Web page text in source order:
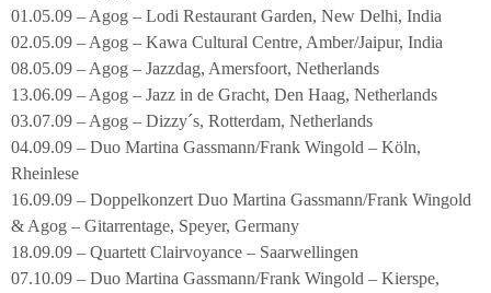
01.05.09 – Agog – Lodi Restaurant Garden, New Delhi, India
02.05.09 – Agog – Kawa Cultural Centre, Amber/Jaipur, India
08.05.09 – Agog – Jazzdag, Amersfoort, Netherlands
13.06.09 – Agog – Jazz in de Gracht, Den Haag, Netherlands
03.07.09 – Agog – Dizzy´s, Rotterdam, Netherlands
04.09.09 – Duo Martina Gassmann/Frank Wingold – Köln,
Rheinlese
16.09.09 – Doppelkonzert Duo Martina Gassmann/Frank Wingold
& Agog – Gitarrentage, Speyer, Germany
18.09.09 – Quartett Clairvoyance – Saarwellingen
07.10.09 – Duo Martina Gassmann/Frank Wingold – Kierspe,